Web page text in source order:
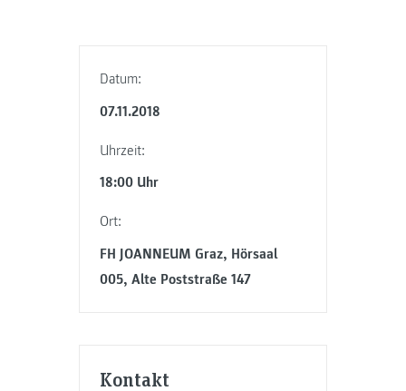
Datum:
07.11.2018
Uhrzeit:
18:00 Uhr
Ort:
FH JOANNEUM Graz, Hörsaal
005, Alte Poststraße 147
Kontakt